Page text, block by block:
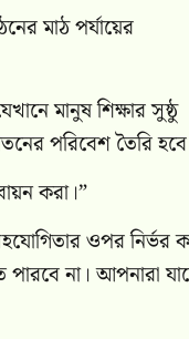
মাঠ পর্যায়ের
মানুষ শিক্ষার সুষ্ঠু
পরিবেশ তৈরি হবে
করা।”
ওপর নির্ভর
না। আপনারা